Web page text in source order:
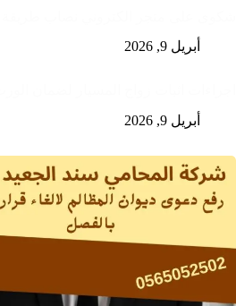
أبريل 9, 2026
أبريل 9, 2026